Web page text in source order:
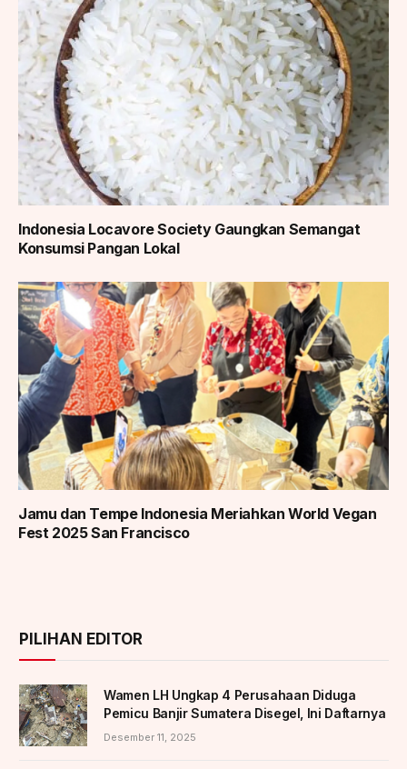
Indonesia Locavore Society Gaungkan Semangat
Konsumsi Pangan Lokal
Jamu dan Tempe Indonesia Meriahkan World Vegan
Fest 2025 San Francisco
PILIHAN EDITOR
Wamen LH Ungkap 4 Perusahaan Diduga
Pemicu Banjir Sumatera Disegel, Ini Daftarnya
Desember 11, 2025